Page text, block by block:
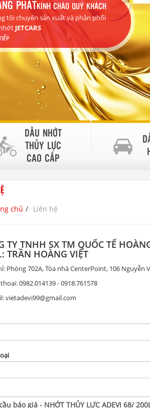
PHÁTKÍNH CHÀO QUÝ KHÁCH
tôi chuyên sản xuất và phân phối
JETCARS
DẦU NHỚT
THỦY LỰC
CAO CẤP
chủ Liên hệ
TY TNHH SX TM QUỐC TẾ
TRẦN HOÀNG VIỆT
Phòng 702A, Tòa nhà CenterPoint, 106 Nguyễn
0982.014139 - 0918.761578
vietadevi99@gmail.com